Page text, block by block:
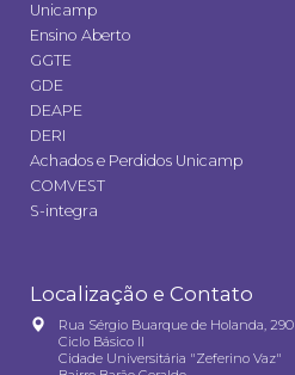
Unicamp
Ensino Aberto
GGTE
GDE
DEAPE
DERI
Achados e Perdidos Unicamp
COMVEST
S-integra
Localização e Contato
Rua Sérgio Buarque de Holanda, 290
Ciclo Básico II
Cidade Universitária "Zeferino Vaz"